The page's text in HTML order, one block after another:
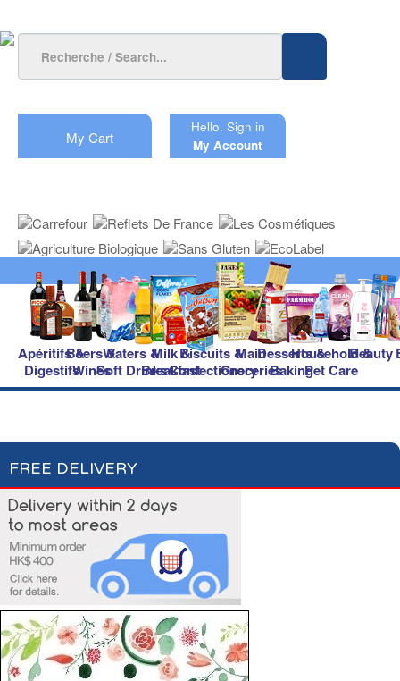
My Cart
Hello. Sign in
My Account
Apéritifs &
Digestifs
Beers &
Wines
Waters &
Soft Drinks
Milk &
Breakfast
Biscuits &
Confectionery
Main
Groceries
Desserts &
Baking
Household &
Pet Care
Beauty
FREE DELIVERY